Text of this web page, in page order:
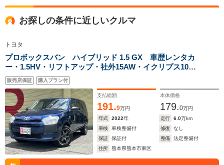
サイズ
1.43m～1.45m
全幅
1.68m～1.69m
ホイールベース
-m
全幅
1.69m
ホイールベース
-m
お探しの条件に近しいクルマ
トヨタ
プロボックスバン ハイブリッド 1.5 GX 車歴レンタカ
ー・1.5HV・リフトアップ・社外15AW・イクリプス10型
ディスプレイ・フルセグ・DVD・アップルカープレイ・
キーレス・新品シートカバー・LEDライト・ヘッドライ
トレベライザー・衝突軽減
販売店保証 購入プラン付
支払総額
191.9万円
本体価格
179.0万円
年式
2022年 走行 6.0万km
車検
車検整備付 修復
なし
保証
保証付 整備
法定整備付
住所
熊本県熊本市東区